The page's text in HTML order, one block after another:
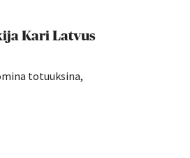
Kari Latvus
totuuksina,